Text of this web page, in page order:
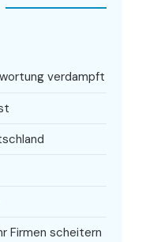
verdampft
Firmen scheitern